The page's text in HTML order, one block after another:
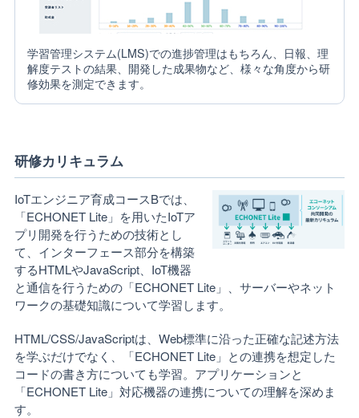
学習管理システム(LMS)での進捗管理はもちろん、日報、理
解度テストの結果、開発した成果物など、様々な角度から研
修効果を測定できます。
研修カリキュラム
IoTエンジニア育成コースBでは、
「ECHONET Lite」を用いたIoTア
プリ開発を行うための技術とし
て、インターフェース部分を構築
するHTMLやJavaScript、IoT機器
と通信を行うための「ECHONET Lite」、サーバーやネット
ワークの基礎知識について学習します。
HTML/CSS/JavaScriptは、Web標準に沿った正確な記述方法
を学ぶだけでなく、「ECHONET Lite」との連携を想定した
コードの書き方についても学習。アプリケーションと
「ECHONET Lite」対応機器の連携についての理解を深めま
す。